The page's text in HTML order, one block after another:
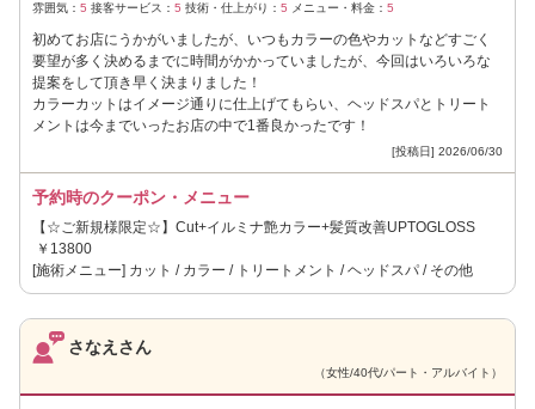
雰囲気： 5 接客サービス： 5 技術・仕上がり： 5 メニュー・料金： 5
初めてお店にうかがいましたが、いつもカラーの色やカットなどすごく
要望が多く決めるまでに時間がかかっていましたが、今回はいろいろな
提案をして頂き早く決まりました！
カラーカットはイメージ通りに仕上げてもらい、ヘッドスパとトリート
メントは今までいったお店の中で1番良かったです！
[投稿日] 2026/06/30
予約時のクーポン・メニュー
【☆ご新規様限定☆】Cut+イルミナ艶カラー+髪質改善UPTOGLOSS
￥13800
[施術メニュー] カット / カラー / トリートメント / ヘッドスパ / その他
さなえさん
（女性/40代/パート・アルバイト）